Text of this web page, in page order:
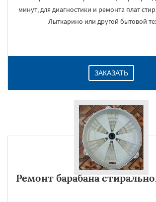
минут, для диагностики и ремонта плат
Лыткарино или другой бытовой
ЗАКАЗАТЬ
Ремонт барабана